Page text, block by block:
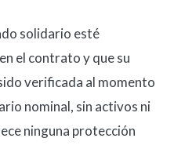
solidario esté
el contrato y que su
verificada al momento
nominal, sin activos ni
ninguna protección